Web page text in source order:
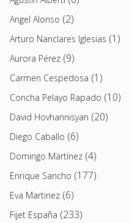
Angel Alonso (2)
Arturo Nanclares Iglesias (1)
Aurora Pérez (9)
Carmen Cespedosa (1)
Concha Pelayo Rapado (10)
David Hovhannisyan (20)
Diego Caballo (6)
Domingo Martínez (4)
Enrique Sancho (177)
Eva Martinez (6)
Fijet España (233)